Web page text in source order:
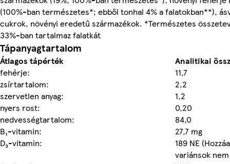
(100%-ban természetes*; ebből tonhal 4% a falatokban**),
cukrok, növényi eredetű származékok. *Természetes
33%-ban tartalmaz falatkát
Tápanyagtartalom
Átlagos tápérték
Analitikai
fehérje:
11,7
zsírtartalom:
2,2
szervetlen anyag:
1,2
nyers rost:
0,20
nedvességtartalom:
84,0
B₁-vitamin:
27,7 mg
D₃-vitamin:
189 NE
variánsok